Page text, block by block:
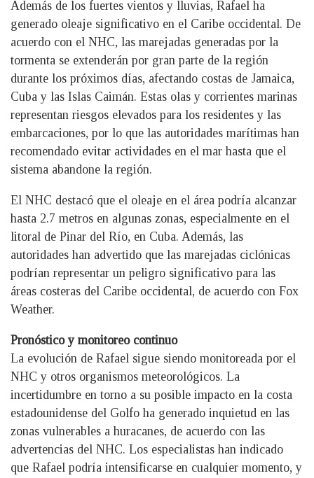
Además de los fuertes vientos y lluvias, Rafael ha
generado oleaje significativo en el Caribe occidental. De
acuerdo con el NHC, las marejadas generadas por la
tormenta se extenderán por gran parte de la región
durante los próximos días, afectando costas de Jamaica,
Cuba y las Islas Caimán. Estas olas y corrientes marinas
representan riesgos elevados para los residentes y las
embarcaciones, por lo que las autoridades marítimas han
recomendado evitar actividades en el mar hasta que el
sistema abandone la región.
El NHC destacó que el oleaje en el área podría alcanzar
hasta 2.7 metros en algunas zonas, especialmente en el
litoral de Pinar del Río, en Cuba. Además, las
autoridades han advertido que las marejadas ciclónicas
podrían representar un peligro significativo para las
áreas costeras del Caribe occidental, de acuerdo con Fox
Weather.
Pronóstico y monitoreo continuo
La evolución de Rafael sigue siendo monitoreada por el
NHC y otros organismos meteorológicos. La
incertidumbre en torno a su posible impacto en la costa
estadounidense del Golfo ha generado inquietud en las
zonas vulnerables a huracanes, de acuerdo con las
advertencias del NHC. Los especialistas han indicado
que Rafael podría intensificarse en cualquier momento, y